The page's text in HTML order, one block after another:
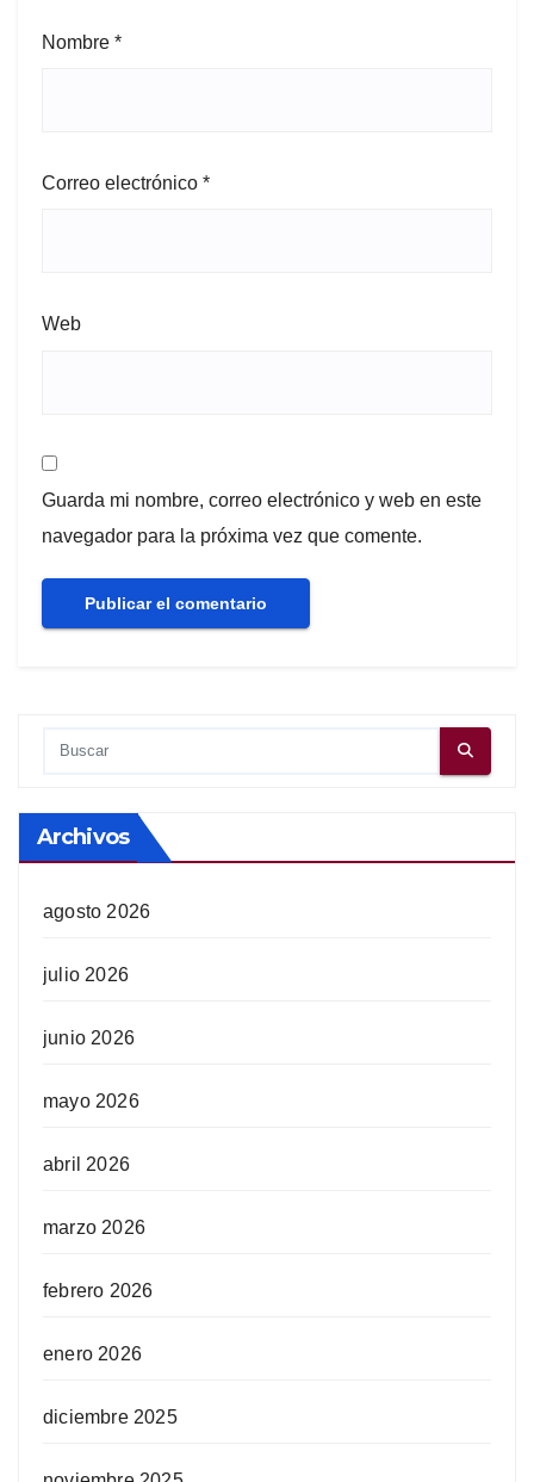
Nombre *
Correo electrónico *
Web
Guarda mi nombre, correo electrónico y web en este
navegador para la próxima vez que comente.
Archivos
agosto 2026
julio 2026
junio 2026
mayo 2026
abril 2026
marzo 2026
febrero 2026
enero 2026
diciembre 2025